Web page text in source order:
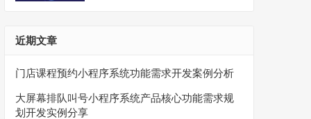
近期文章
门店课程预约小程序系统功能需求开发案例分析
大屏幕排队叫号小程序系统产品核心功能需求规
划开发实例分享